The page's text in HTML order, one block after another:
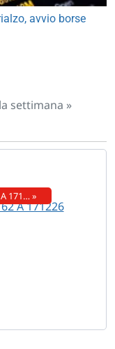
avvio borse
settimana »
171… »